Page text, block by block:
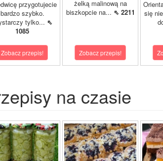
przygotujecie
bardzo szybko.
tylko... ⇖
1085
Zobacz przepis!
żelką malinową na
biszkopcie na... ⇖ 2211
Zobacz przepis!
się
na czasie